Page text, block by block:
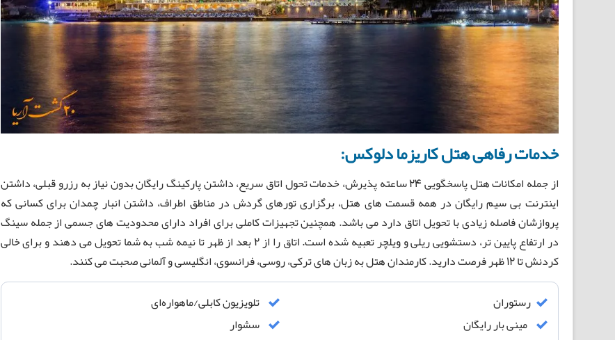
خدمات رفاهی هتل کاریزما دلوکس:
از جمله امکانات هتل پاسخگویی ۲۴ ساعته پذیرش، خدمات تحول اتاق سریع، داشتن پارکینگ رایگان بدون نیاز به رزرو قبلی، داشتن
اینترنت بی سیم رایگان در همه قسمت های هتل، برگزاری تورهای گردش در مناطق اطراف، داشتن انبار چمدان برای کسانی که
پروازشان فاصله زیادی با تحویل اتاق دارد می باشد. همچنین تجهیزات کاملی برای افراد دارای محدودیت های جسمی از جمله سینگ
در ارتفاع پایین تر، دستشویی ریلی و ویلچر تعبیه شده است. اتاق را از ۲ بعد از ظهر تا نیمه شب به شما تحویل می دهند و برای خالی
کردنش تا ۱۲ ظهر فرصت دارید. کارمندان هتل به زبان های ترکی، روسی، فرانسوی، انگلیسی و آلمانی صحبت می کنند.
رستوران
تلویزیون کابلی/ماهواره‌ای
مینی بار رایگان
سشوار